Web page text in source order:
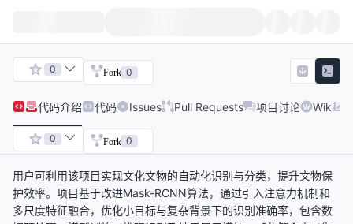
0 Fork 0
代码介绍 代码 Issues Pull Requests 项目讨论 Wiki
0 Fork 0
用户可利用该项目实现文化文物的自动化识别与分类，提升文物保
护效率。项目基于改进Mask-RCNN算法，通过引入注意力机制和
多尺度特征融合，优化小目标与复杂背景下的识别准确率，包含数